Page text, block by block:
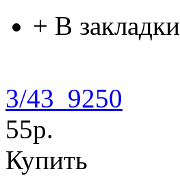
+ В закладки
3/43_9250
55р.
Купить